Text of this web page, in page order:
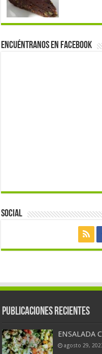
Encuéntranos en Facebook
Social
Publicaciones Recientes
ENSALADA
agosto 29,